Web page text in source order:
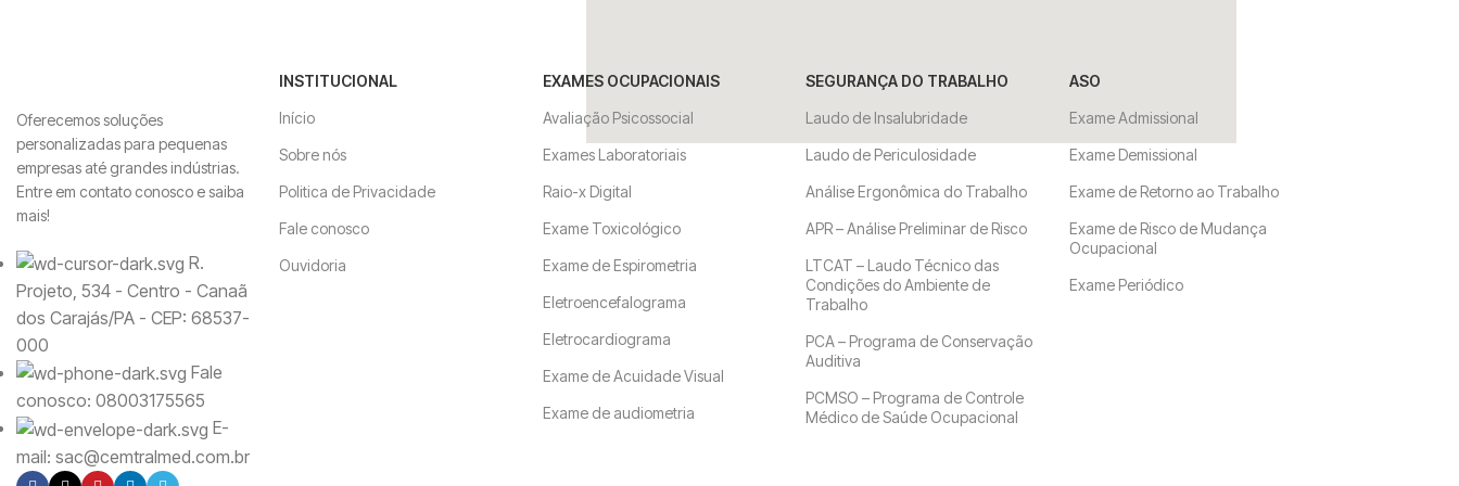
Oferecemos soluções
personalizadas para pequenas
empresas até grandes indústrias.
Entre em contato conosco e saiba
mais!
R.
Projeto, 534 - Centro - Canaã
dos Carajás/PA - CEP: 68537-
000
Fale
conosco: 08003175565
E-
mail: sac@cemtralmed.com.br
INSTITUCIONAL
Início
Sobre nós
Politica de Privacidade
Fale conosco
Ouvidoria
EXAMES OCUPACIONAIS
Avaliação Psicossocial
Exames Laboratoriais
Raio-x Digital
Exame Toxicológico
Exame de Espirometria
Eletroencefalograma
Eletrocardiograma
Exame de Acuidade Visual
Exame de audiometria
SEGURANÇA DO TRABALHO
Laudo de Insalubridade
Laudo de Periculosidade
Análise Ergonômica do Trabalho
APR – Análise Preliminar de Risco
LTCAT – Laudo Técnico das
Condições do Ambiente de
Trabalho
PCA – Programa de Conservação
Auditiva
PCMSO – Programa de Controle
Médico de Saúde Ocupacional
ASO
Exame Admissional
Exame Demissional
Exame de Retorno ao Trabalho
Exame de Risco de Mudança
Ocupacional
Exame Periódico